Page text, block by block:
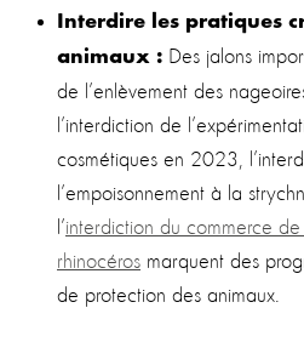
Interdire les pratiques
animaux : Des jalons
de l’enlèvement des
l’interdiction de
cosmétiques en 2023,
l’empoisonnement à la
l’interdiction du commerce
rhinocéros marquent des
de protection des animaux.